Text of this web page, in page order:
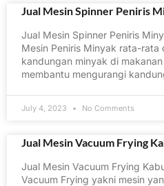
Jual Mesin Spinner Peniris
Jual Mesin Spinner Peniris
Mesin Peniris Minyak rata-
kandungan minyak di
membantu mengurangi
July 4, 2023 No Comments
Jual Mesin Vacuum Frying
Jual Mesin Vacuum Frying
Vacuum Frying yakni mesin